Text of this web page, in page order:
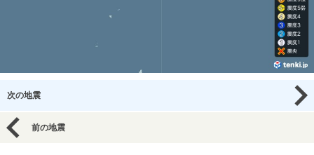
次の地震
前の地震